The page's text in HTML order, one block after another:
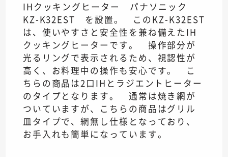
IHクッキングヒーター パナソニック
KZ-K32EST を設置。 このKZ-K32EST
は、使いやすさと安全性を兼ね備えたIH
クッキングヒーターです。 操作部分が
光るリングで表示されるため、視認性が
高く、お料理中の操作も安心です。 こ
ちらの商品は2口IHとラジエントヒーター
のタイプとなります。 通常は焼き網が
ついていますが、こちらの商品はグリル
皿タイプで、網無し仕様となっており、
お手入れも簡単になっています。